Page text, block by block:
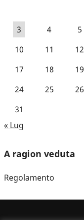
3
4 5
10
11 12
17
18 19
24
25 26
31
« Lug
A ragion veduta
Regolamento